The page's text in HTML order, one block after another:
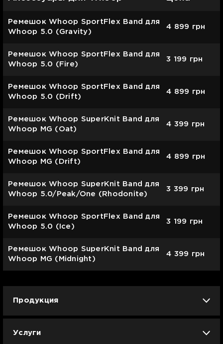
Ремешок Whoop SportFlex Band для
Whoop 5.0 (Gravity)
4 899 грн
Ремешок Whoop SportFlex Band для
Whoop 5.0 (Fire)
3 199 грн
Ремешок Whoop SportFlex Band для
Whoop 5.0 (Drift)
4 899 грн
Ремешок Whoop SuperKnit Band для
Whoop MG (Oat)
4 399 грн
Ремешок Whoop SportFlex Band для
Whoop MG (Drift)
4 899 грн
Ремешок Whoop SuperKnit Band для
Whoop 5.0/Peak/One (Rhodonite)
3 399 грн
Ремешок Whoop SportFlex Band для
Whoop 5.0 (Ice)
3 199 грн
Ремешок Whoop SuperKnit Band для
Whoop MG (Midnight)
4 399 грн
Продукция
Услуги